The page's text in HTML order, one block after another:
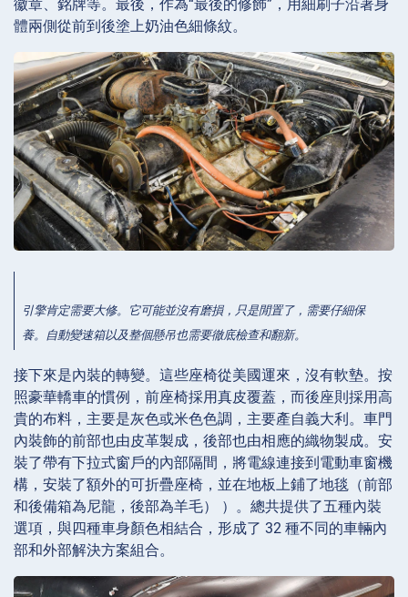
徽章、銘牌等。最後，作為“最後的修飾”，用細刷子沿著身
體兩側從前到後塗上奶油色細條紋。
引擎肯定需要大修。它可能並沒有磨損，只是閒置了，需要仔細保
養。自動變速箱以及整個懸吊也需要徹底檢查和翻新。
接下來是內裝的轉變。這些座椅從美國運來，沒有軟墊。按
照豪華轎車的慣例，前座椅採用真皮覆蓋，而後座則採用高
貴的布料，主要是灰色或米色色調，主要產自義大利。車門
內裝飾的前部也由皮革製成，後部也由相應的織物製成。安
裝了帶有下拉式窗戶的內部隔間，將電線連接到電動車窗機
構，安裝了額外的可折疊座椅，並在地板上鋪了地毯（前部
和後備箱為尼龍，後部為羊毛） ）。總共提供了五種內裝
選項，與四種車身顏色相結合，形成了 32 種不同的車輛內
部和外部解決方案組合。